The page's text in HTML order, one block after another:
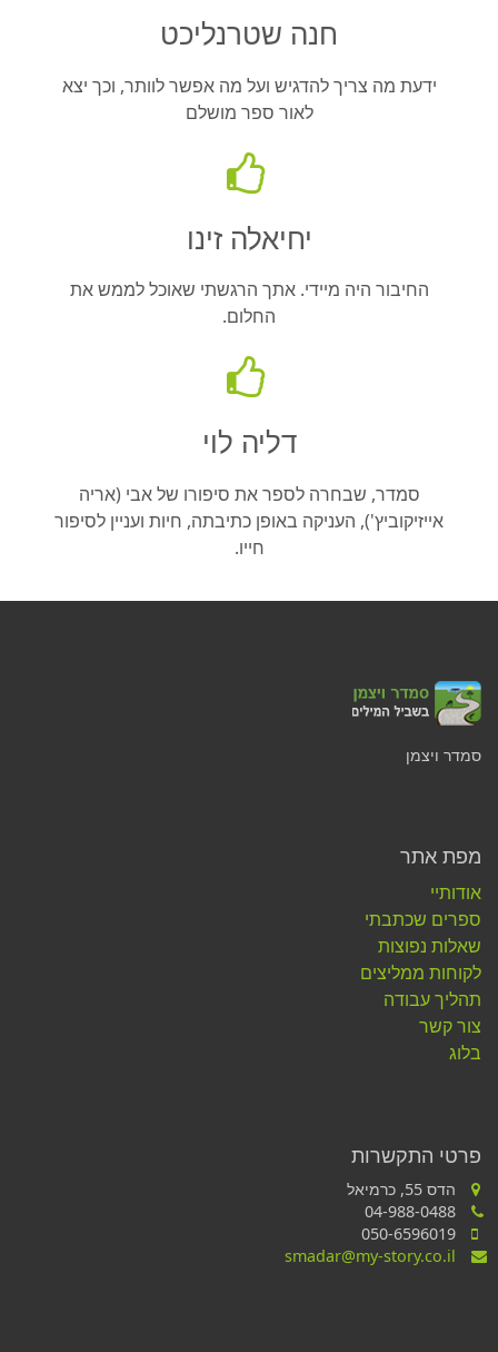
חנה שטרנליכט
ידעת מה צריך להדגיש ועל מה אפשר לוותר, וכך יצא
לאור ספר מושלם
יחיאלה זינו
החיבור היה מיידי. אתך הרגשתי שאוכל לממש את
החלום.
דליה לוי
סמדר, שבחרה לספר את סיפורו של אבי (אריה
אייזיקוביץ'), העניקה באופן כתיבתה, חיות ועניין לסיפור
חייו.
סמדר ויצמן
מפת אתר
אודותיי
ספרים שכתבתי
שאלות נפוצות
לקוחות ממליצים
תהליך עבודה
צור קשר
בלוג
פרטי התקשרות
הדס 55, כרמיאל
smadar@my-story.co.il